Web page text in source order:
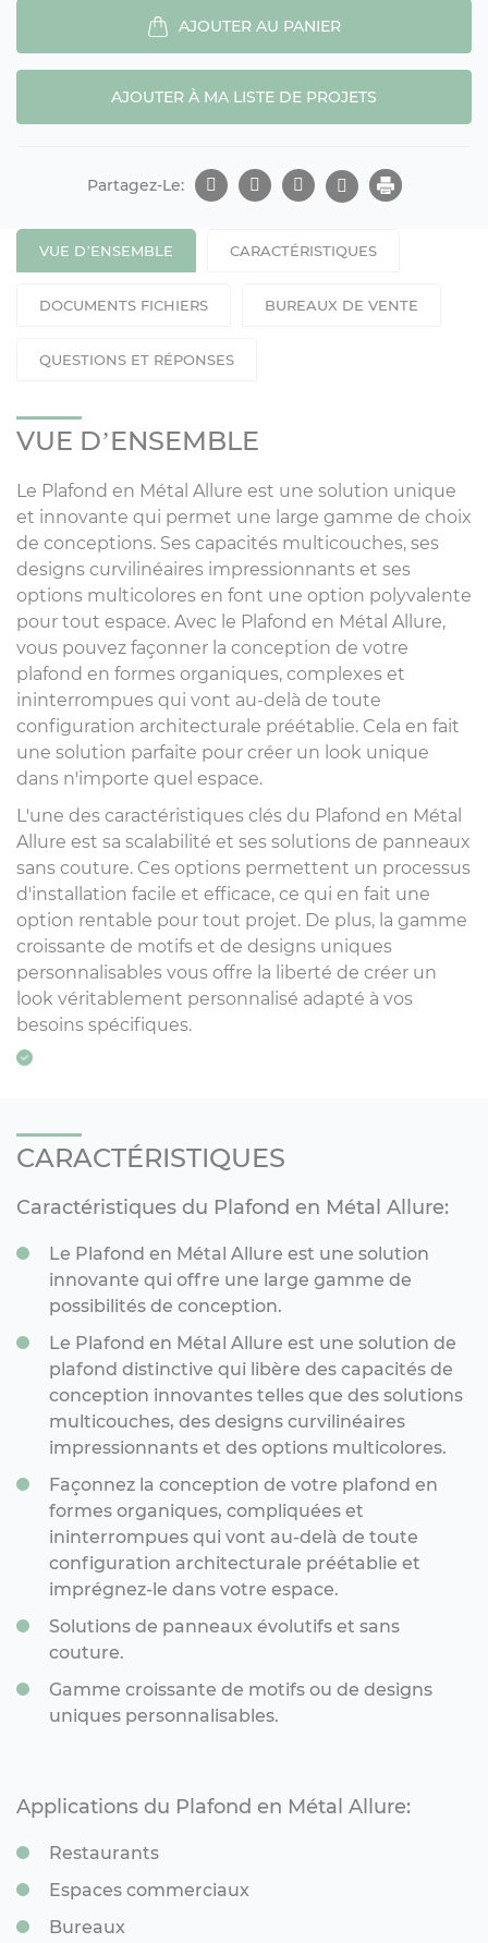
AJOUTER AU PANIER
AJOUTER À MA LISTE DE PROJETS
Partagez-Le:
VUE D’ENSEMBLE CARACTÉRISTIQUES
DOCUMENTS FICHIERS BUREAUX DE VENTE
QUESTIONS ET RÉPONSES
VUE D’ENSEMBLE
Le Plafond en Métal Allure est une solution unique
et innovante qui permet une large gamme de choix
de conceptions. Ses capacités multicouches, ses
designs curvilinéaires impressionnants et ses
options multicolores en font une option polyvalente
pour tout espace. Avec le Plafond en Métal Allure,
vous pouvez façonner la conception de votre
plafond en formes organiques, complexes et
ininterrompues qui vont au-delà de toute
configuration architecturale préétablie. Cela en fait
une solution parfaite pour créer un look unique
dans n'importe quel espace.
L'une des caractéristiques clés du Plafond en Métal
Allure est sa scalabilité et ses solutions de panneaux
sans couture. Ces options permettent un processus
d'installation facile et efficace, ce qui en fait une
option rentable pour tout projet. De plus, la gamme
croissante de motifs et de designs uniques
personnalisables vous offre la liberté de créer un
look véritablement personnalisé adapté à vos
besoins spécifiques.
CARACTÉRISTIQUES
Caractéristiques du Plafond en Métal Allure:
Le Plafond en Métal Allure est une solution
innovante qui offre une large gamme de
possibilités de conception.
Le Plafond en Métal Allure est une solution de
plafond distinctive qui libère des capacités de
conception innovantes telles que des solutions
multicouches, des designs curvilinéaires
impressionnants et des options multicolores.
Façonnez la conception de votre plafond en
formes organiques, compliquées et
ininterrompues qui vont au-delà de toute
configuration architecturale préétablie et
imprégnez-le dans votre espace.
Solutions de panneaux évolutifs et sans
couture.
Gamme croissante de motifs ou de designs
uniques personnalisables.
Applications du Plafond en Métal Allure:
Restaurants
Espaces commerciaux
Bureaux